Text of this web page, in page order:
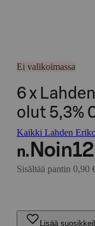
Ei valikoimassa
6 x
olut 5,3%
Kaikki Lahden
n. Noin
Sisältää pantin 0,90
Lisää